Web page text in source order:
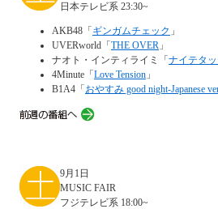
日本テレビ系 23:30~
AKB48「 ギンガムチェック 」
UVERworld「 THE OVER 」
ナオト・インティライミ「 ナイテタ
4Minute「 Love Tension 」
B1A4「 おやすみ good night-Japanese
9月1日
MUSIC FAIR
フジテレビ系 18:00~